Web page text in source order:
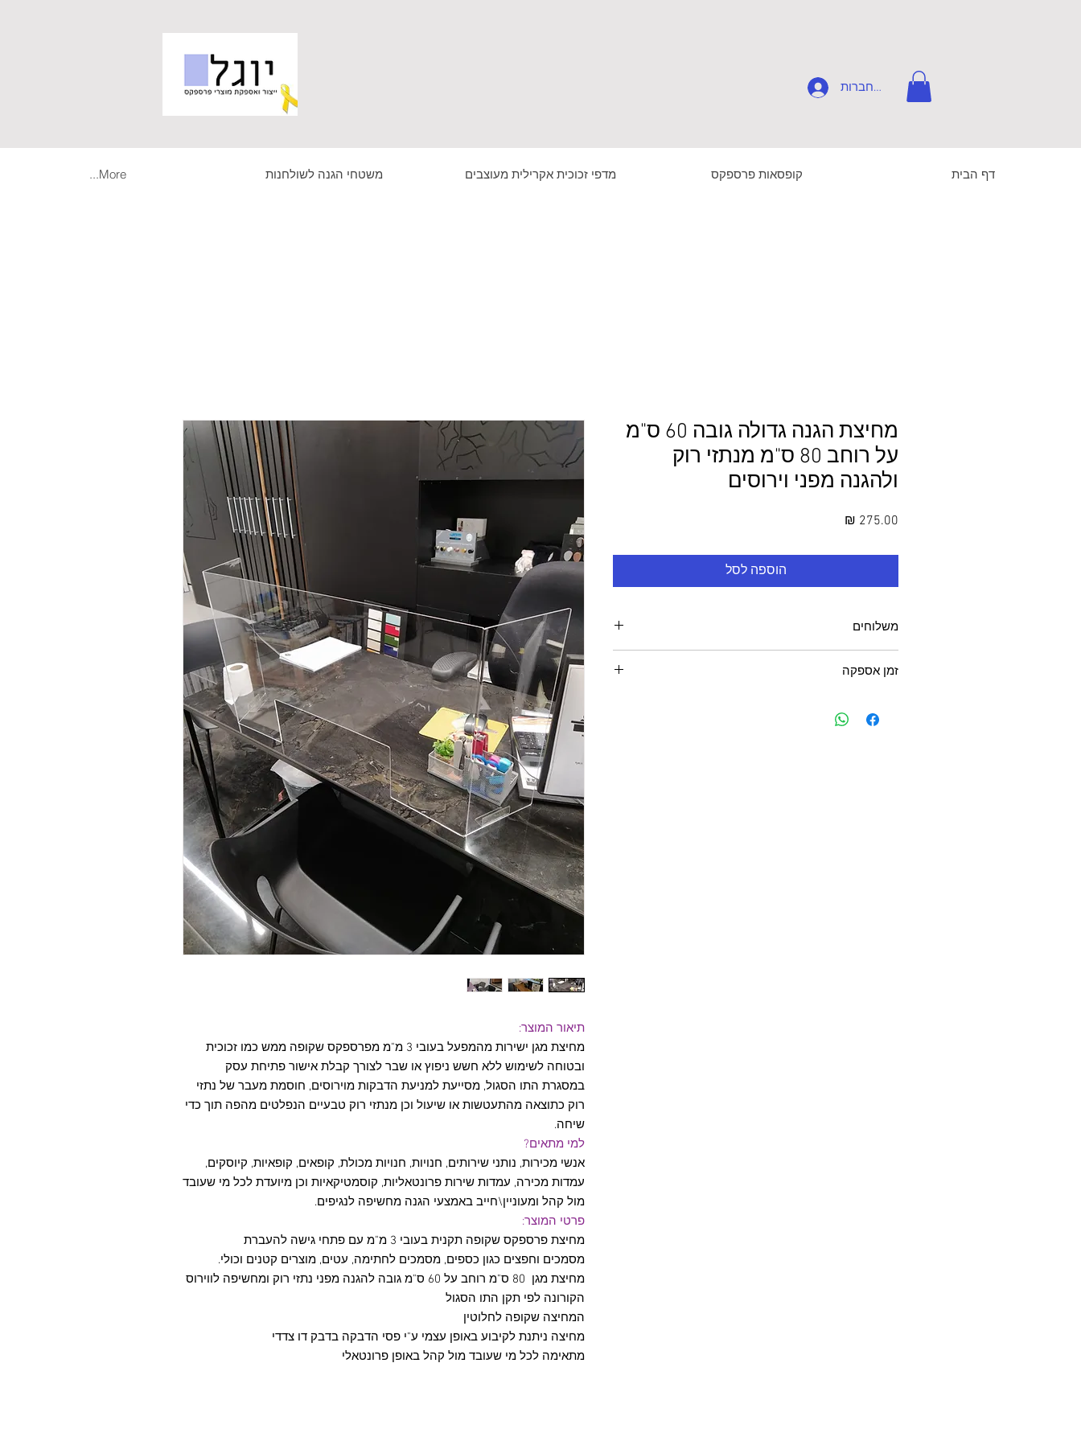
להתחברות
דף הבית קופסאות פרספקס מדפי זכוכית אקרילית מעוצבים משטחי הגנה לשולחנות More...
תיאור המוצר:
מחיצת מגן ישירות מהמפעל בעובי 3 מ"מ מפרספקס שקופה ממש כמו זכוכית
ובטוחה לשימוש ללא חשש ניפוץ או שבר לצורך קבלת אישור פתיחת עסק
במסגרת התו הסגול, מסייעת למניעת הדבקות מוירוסים, חוסמת מעבר של נתזי
רוק כתוצאה מהתעטשות או שיעול וכן מנתזי רוק טבעיים הנפלטים מהפה תוך כדי
שיחה.
למי מתאים?
אנשי מכירות, נותני שירותים, חנויות, חנויות מכולת, קופאים, קופאיות, קיוסקים,
עמדות מכירה, עמדות שירות פרונטאליות, קוסמטיקאיות וכן מיועדת לכל מי שעובד
מול קהל ומעוניין\חייב באמצעי הגנה מחשיפה לנגיפים.
פרטי המוצר:
מחיצת פרספקס שקופה תקנית בעובי 3 מ"מ עם פתחי גישה להעברת
מסמכים וחפצים כגון כספים, מסמכים לחתימה, עטים, מוצרים קטנים וכולי.
מחיצת מגן 80 ס"מ רוחב על 60 ס"מ גובה להגנה מפני נתזי רוק ומחשיפה לווירוס
הקורונה לפי תקן התו הסגול
המחיצה שקופה לחלוטין
מחיצה ניתנת לקיבוע באופן עצמי ע"י פסי הדבקה בדבק דו צדדי
מתאימה לכל מי שעובד מול קהל באופן פרונטאלי
מחיצת הגנה גדולה גובה 60 ס"מ
על רוחב 80 ס"מ מנתזי רוק
ולהגנה מפני וירוסים
הוספה לסל
משלוחים
(עד 2 יחידות למשלוח)
זמן אספקה